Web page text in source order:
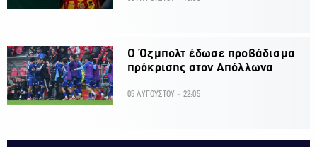
Ο Όζμπολτ έδωσε προβάδισμα
πρόκρισης στον Απόλλωνα
05 ΑΥΓΟΥΣΤΟΥ - 22:05